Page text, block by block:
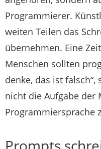
Programmierer.
weiten Teilen das
übernehmen. Eine
Menschen sollten
denke, das ist falsch“,
nicht die Aufgabe der
Programmiersprache